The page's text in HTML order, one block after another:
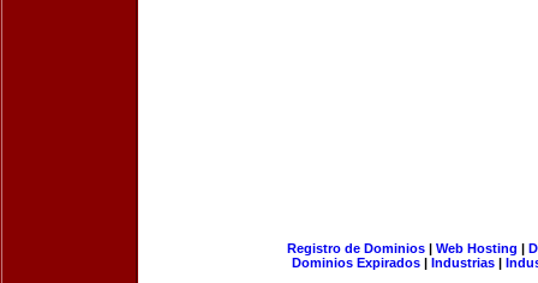
Registro de Dominios| Web Hosting |
Dominios Expirados | Industrias |